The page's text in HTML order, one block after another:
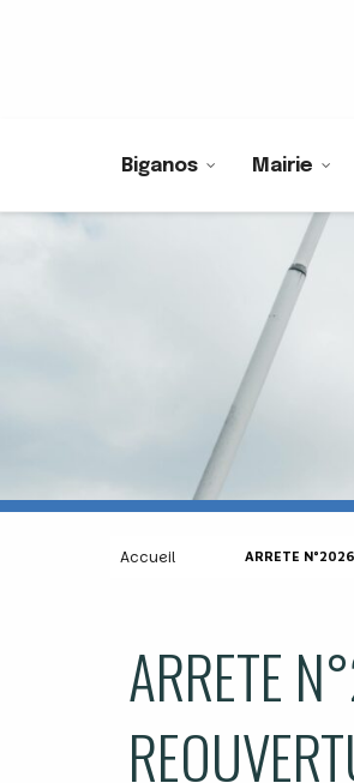
Biganos Mairie
Accueil ARRETE N°2026-0139 -PORTANT REOUVERTURE A LA
ARRETE